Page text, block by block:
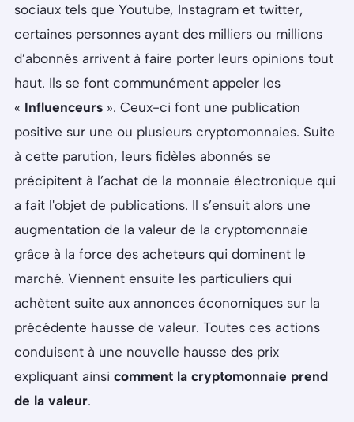
sociaux tels que Youtube, Instagram et twitter,
certaines personnes ayant des milliers ou millions
d’abonnés arrivent à faire porter leurs opinions tout
haut. Ils se font communément appeler les
« Influenceurs ». Ceux-ci font une publication
positive sur une ou plusieurs cryptomonnaies. Suite
à cette parution, leurs fidèles abonnés se
précipitent à l’achat de la monnaie électronique qui
a fait l'objet de publications. Il s’ensuit alors une
augmentation de la valeur de la cryptomonnaie
grâce à la force des acheteurs qui dominent le
marché. Viennent ensuite les particuliers qui
achètent suite aux annonces économiques sur la
précédente hausse de valeur. Toutes ces actions
conduisent à une nouvelle hausse des prix
expliquant ainsi comment la cryptomonnaie prend
de la valeur.